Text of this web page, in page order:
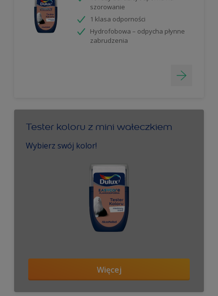
szorowanie
1 klasa odporności
Hydrofobowa – odpycha płynne
zabrudzenia
Tester koloru z mini wałeczkiem
Wybierz swój kolor!
Więcej